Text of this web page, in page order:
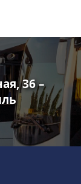
36 –